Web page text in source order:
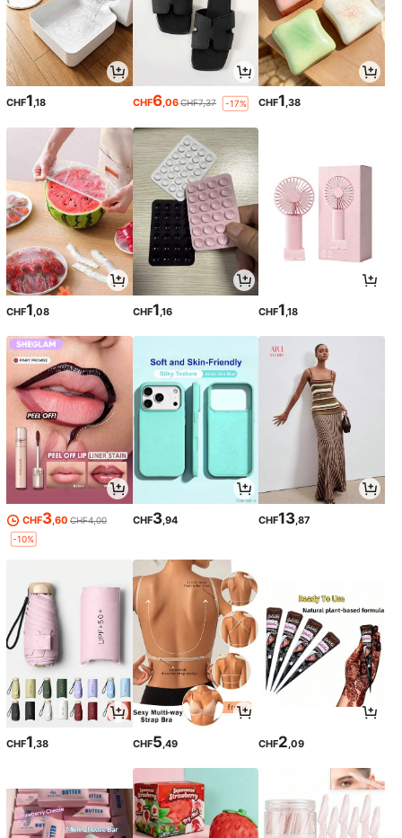
CHF1,18 CHF6,06CHF7,37 -17% CHF1,38
CHF1 ,08 CHF1 ,16 CHF1 ,18
CHF3,60 CHF4,00
-10%
CHF3,94 CHF13,87
CHF1,38 CHF5,49 CHF2,09